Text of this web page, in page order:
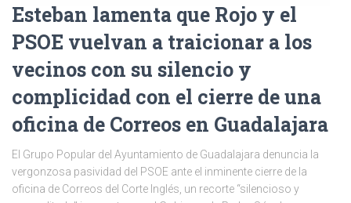
Esteban lamenta que Rojo y el
PSOE vuelvan a traicionar a los
vecinos con su silencio y
complicidad con el cierre de una
oficina de Correos en Guadalajara
El Grupo Popular del Ayuntamiento de Guadalajara denuncia la
vergonzosa pasividad del PSOE ante el inminente cierre de la
oficina de Correos del Corte Inglés, un recorte “silencioso y